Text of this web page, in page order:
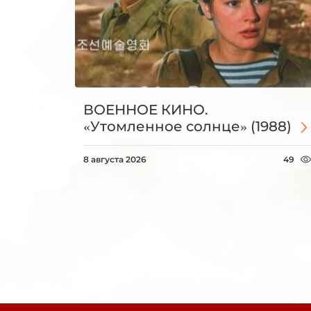
ВОЕННОЕ КИНО.
«Утомленное солнце» (1988)
8 августа 2026 49